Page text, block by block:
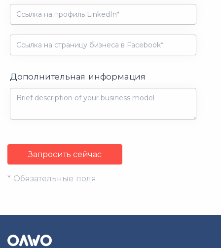
Дополнительная информация
* Обязательные поля